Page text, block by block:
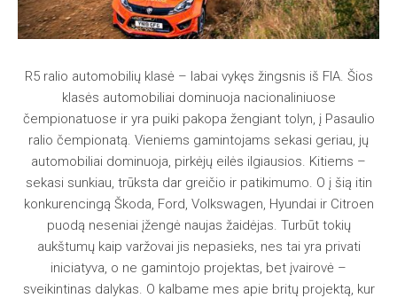
R5 ralio automobilių klasė – labai vykęs žingsnis iš FIA. Šios
klasės automobiliai dominuoja nacionaliniuose
čempionatuose ir yra puiki pakopa žengiant tolyn, į Pasaulio
ralio čempionatą. Vieniems gamintojams sekasi geriau, jų
automobiliai dominuoja, pirkėjų eilės ilgiausios. Kitiems –
sekasi sunkiau, trūksta dar greičio ir patikimumo. O į šią itin
konkurencingą Škoda, Ford, Volkswagen, Hyundai ir Citroen
puodą neseniai įžengė naujas žaidėjas. Turbūt tokių
aukštumų kaip varžovai jis nepasieks, nes tai yra privati
iniciatyva, o ne gamintojo projektas, bet įvairovė –
sveikintinas dalykas. O kalbame mes apie britų projektą, kur